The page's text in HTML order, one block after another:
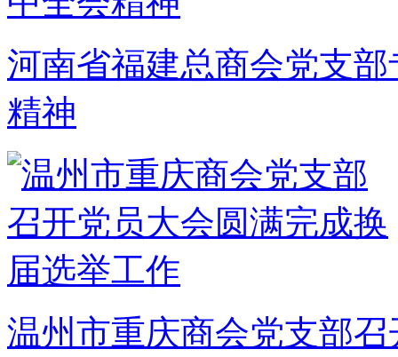
河南省福建总商会党支
精神
温州市重庆商会党支部